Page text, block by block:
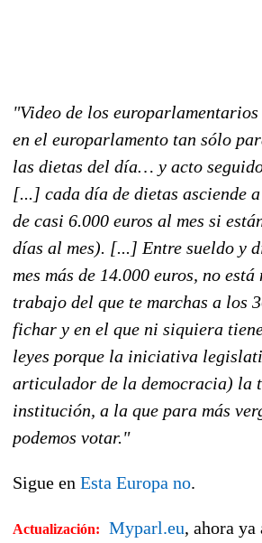
"Video de los europarlamentarios
en el europarlamento tan sólo
las dietas del día… y acto
[...] cada día de dietas asciende
de casi 6.000 euros al mes si
días al mes). [...] Entre sueldo y
mes más de 14.000 euros, no
trabajo del que te marchas a los
fichar y en el que ni siquiera
leyes porque la iniciativa
articulador de la democracia) la
institución, a la que para más
podemos votar."
Sigue en Esta Europa no.
Actualización: Myparl.eu, ahora ya